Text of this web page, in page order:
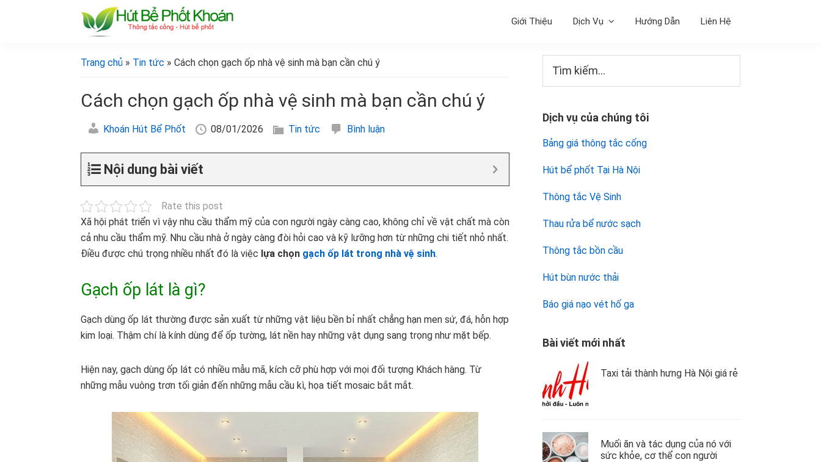
bể
phốt
bể
khoán]
Giới Thiệu Dịch Vụ Hướng Dẫn Liên Hệ
Trang chủ » Tin tức » Cách chọn gạch ốp nhà vệ sinh mà bạn cần chú ý
Cách chọn gạch ốp nhà vệ sinh mà bạn cần chú ý
Khoán Hút Bể Phốt 08/01/2026 Tin tức Bình luận
Nội dung bài viết
Rate this post
Xã hội phát triển vì vậy nhu cầu thẩm mỹ của con người ngày càng cao, không chỉ về vật chất mà còn
cả nhu cầu thẩm mỹ. Nhu cầu nhà ở ngày càng đòi hỏi cao và kỹ lưỡng hơn từ những chi tiết nhỏ nhất.
Điều được chú trọng nhiều nhất đó là việc lựa chọn gạch ốp lát trong nhà vệ sinh.
Gạch ốp lát là gì?
Gạch dùng ốp lát thường được sản xuất từ những vật liệu bền bỉ nhất chẳng hạn men sứ, đá, hỗn hợp
kim loại. Thậm chí là kính dùng để ốp tường, lát nền hay những vật dụng sang trọng như mặt bếp.
Hiện nay, gạch dùng ốp lát có nhiều mẫu mã, kích cỡ phù hợp với mọi đối tượng Khách hàng. Từ
những mẫu vuông trơn tối giản đến những mẫu cầu kì, họa tiết mosaic bắt mắt.
Sidebar
chính
kiếm...
Dịch vụ của chúng tôi
Bảng giá thông tắc cống
Hút bể phốt Tại Hà Nội
Thông tắc Vệ Sinh
Thau rửa bể nước sạch
Thông tắc bồn cầu
Hút bùn nước thải
Báo giá nạo vét hố ga
Bài viết mới nhất
Taxi tải thành hưng Hà Nội giá rẻ
Muối ăn và tác dụng của nó với
sức khỏe, cơ thể con người